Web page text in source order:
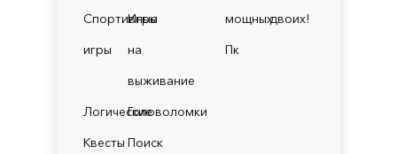
Спортивные
игры
Игры
на
выживание
ЛогическиеГоловоломки
Квесты Поиск
мощных
Пк
двоих!